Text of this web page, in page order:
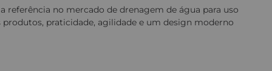
referência no mercado de drenagem de água para uso
praticidade, agilidade e um design moderno